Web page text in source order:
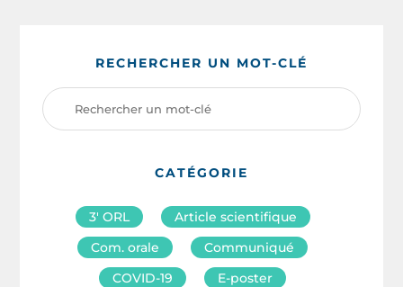
RECHERCHER UN MOT-CLÉ
CATÉGORIE
3′ ORL
Article scientifique
Com. orale
Communiqué
COVID-19
E-poster